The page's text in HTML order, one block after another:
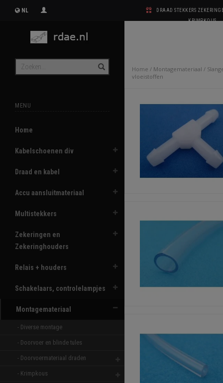
NL
DRAAD STEKKERS
KRIMPKOUS
MENU
Home
Kabelschoenen div
Draad en kabel
Accu aansluitmateriaal
Multistekkers
Zekeringen en
Zekeringhouders
Relais + houders
Schakelaars, controlelampjes
Montagemateriaal
- Diverse montage
- Doorvoer en blinde tules
- Doorvoermateriaal draden
- Krimpkous
Home / Montagemateriaal /
vloeistoffen